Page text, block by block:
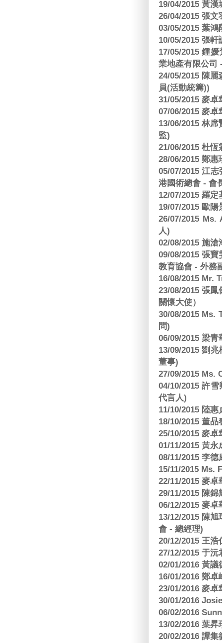
19/04/2015 黃
26/04/2015 張
03/05/2015 葉
10/05/2015 張
17/05/2015 鍾
業地產有限公司
24/05/2015 陳
員(活動統籌))
31/05/2015 麥
07/06/2015 麥
13/06/2015 林
監)
21/06/2015 杜
28/06/2015 鄭
05/07/2015 江
港國術總會 - 會
12/07/2015 羅
19/07/2015 歐
26/07/2015
人)
02/08/2015 施
09/08/2015 張
教育協會 - 外務
16/08/2015 Mr.
23/08/2015 張
關懷大使）
30/08/2015 Ms.
問)
06/09/2015 梁
13/09/2015 劉
董事)
27/09/2015 Ms.
04/10/2015 許
代言人)
11/10/2015 陸
18/10/2015 董
25/10/2015 麥
01/11/2015 黃
08/11/2015 李
15/11/2015 Ms.
22/11/2015 麥
29/11/2015 陳
06/12/2015 麥
13/12/2015 陳
會 - 總經理)
20/12/2015 王
27/12/2015 于
02/01/2016 黃
16/01/2016 鄭
23/01/2016 麥
30/01/2016
06/02/2016
13/02/2016 葉
20/02/2016 譚